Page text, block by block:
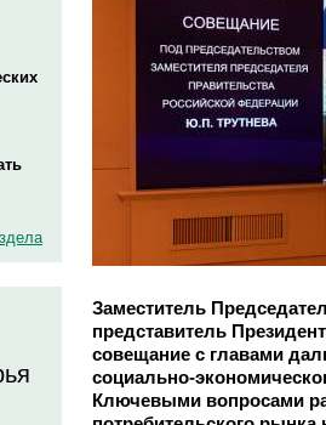
Заместитель
представитель
совещание с главами
социально-
Ключевыми вопросами